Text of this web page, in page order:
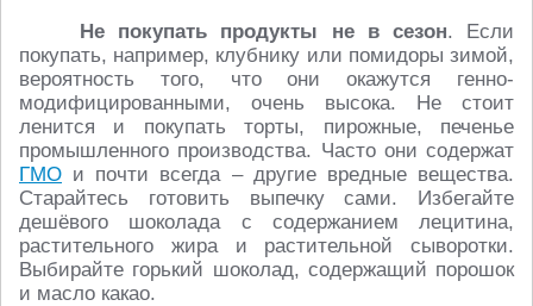
Не покупать продукты не в сезон. Если
покупать, например, клубнику или помидоры зимой,
вероятность того, что они окажутся генно-
модифицированными, очень высока. Не стоит
ленится и покупать торты, пирожные, печенье
промышленного производства. Часто они содержат
ГМО и почти всегда – другие вредные вещества.
Старайтесь готовить выпечку сами. Избегайте
дешёвого шоколада с содержанием лецитина,
растительного жира и растительной сыворотки.
Выбирайте горький шоколад, содержащий порошок
и масло какао.